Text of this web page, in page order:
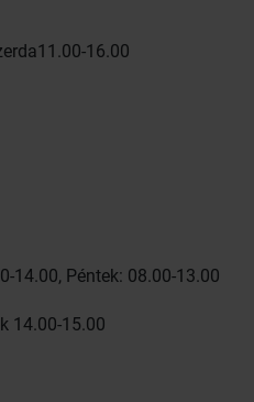
16.00
14.00, Péntek: 08.00-13.00
14.00-15.00